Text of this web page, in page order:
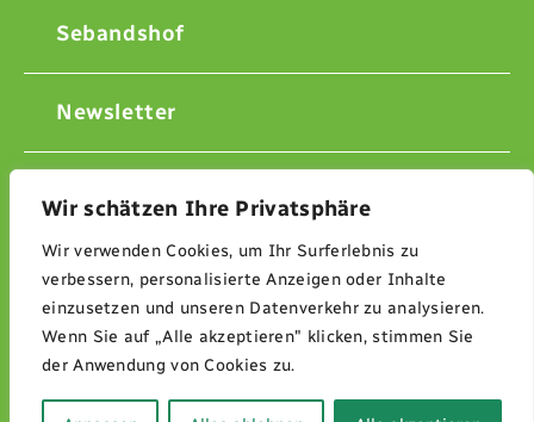
Wir schätzen Ihre Privatsphäre
Wir verwenden Cookies, um Ihr Surferlebnis zu
verbessern, personalisierte Anzeigen oder Inhalte
einzusetzen und unseren Datenverkehr zu analysieren.
Wenn Sie auf „Alle akzeptieren" klicken, stimmen Sie
der Anwendung von Cookies zu.
Sebandshof
Newsletter
Impressum
Datenschutzerklärung